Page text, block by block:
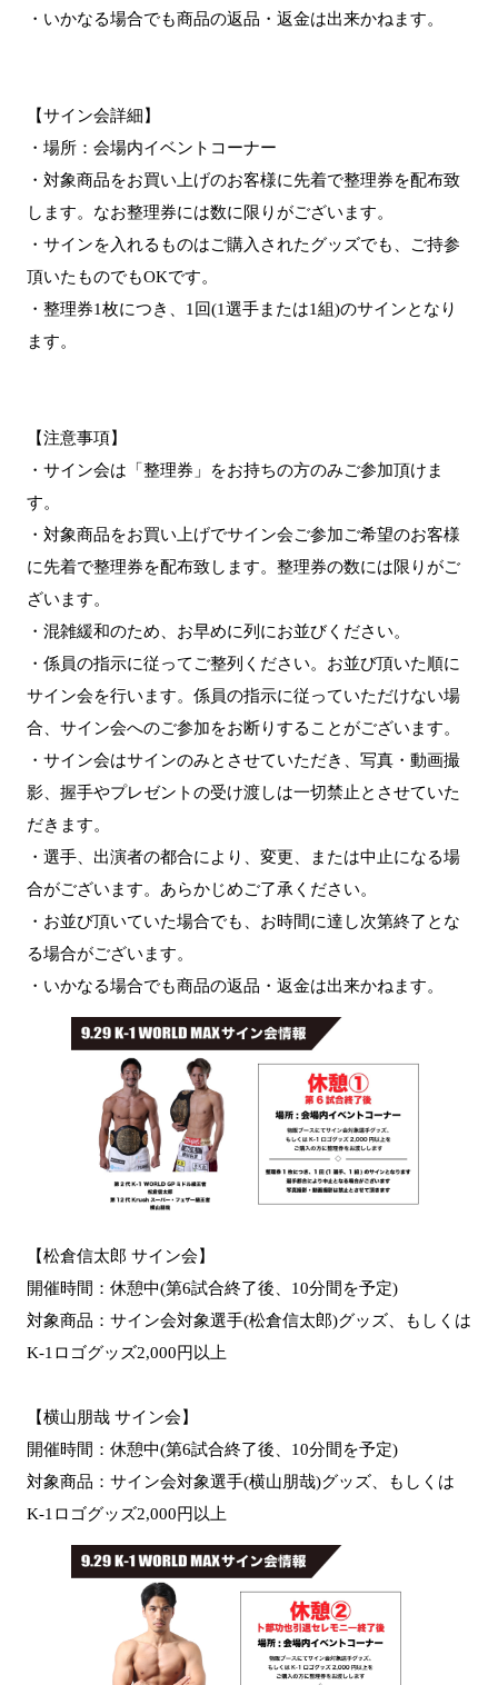
・いかなる場合でも商品の返品・返金は出来かねます。
【サイン会詳細】
・場所：会場内イベントコーナー
・対象商品をお買い上げのお客様に先着で整理券を配布致
します。なお整理券には数に限りがございます。
・サインを入れるものはご購入されたグッズでも、ご持参
頂いたものでもOKです。
・整理券1枚につき、1回(1選手または1組)のサインとなり
ます。
【注意事項】
・サイン会は「整理券」をお持ちの方のみご参加頂けま
す。
・対象商品をお買い上げでサイン会ご参加ご希望のお客様
に先着で整理券を配布致します。整理券の数には限りがご
ざいます。
・混雑緩和のため、お早めに列にお並びください。
・係員の指示に従ってご整列ください。お並び頂いた順に
サイン会を行います。係員の指示に従っていただけない場
合、サイン会へのご参加をお断りすることがございます。
・サイン会はサインのみとさせていただき、写真・動画撮
影、握手やプレゼントの受け渡しは一切禁止とさせていた
だきます。
・選手、出演者の都合により、変更、または中止になる場
合がございます。あらかじめご了承ください。
・お並び頂いていた場合でも、お時間に達し次第終了とな
る場合がございます。
・いかなる場合でも商品の返品・返金は出来かねます。
【松倉信太郎 サイン会】
開催時間：休憩中(第6試合終了後、10分間を予定)
対象商品：サイン会対象選手(松倉信太郎)グッズ、もしくは
K-1ロゴグッズ2,000円以上
【横山朋哉 サイン会】
開催時間：休憩中(第6試合終了後、10分間を予定)
対象商品：サイン会対象選手(横山朋哉)グッズ、もしくは
K-1ロゴグッズ2,000円以上